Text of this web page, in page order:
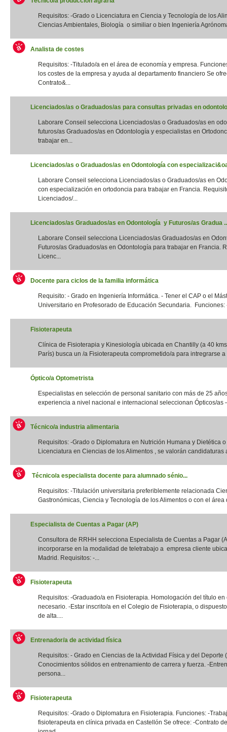
Requisitos: -Grado o Licenciatura en Ciencia y Tecnología de los
Ciencias Ambientales, Biología o similiar o bien Ingeniería
Analista de costes
Requisitos: -Titulado/a en el área de economía y empresa.
los costes de la empresa y ayuda al departamento financiero Se
Contrato&...
Licenciados/as o Graduados/as para consultas privadas en
Laborare Conseil selecciona Licenciados/as o Graduados/as en
futuros/as Graduados/as en Odontología y especialistas en
trabajar en...
Licenciados/as o Graduados/as en Odontología con
Laborare Conseil selecciona Licenciados/as o Graduados/as en
con especialización en ortodoncia para trabajar en Francia.
Licenciados/...
Licenciados/as Graduados/as en Odontología y Futuros/as Gradua
Laborare Conseil selecciona Licenciados/as Graduados/as en
Futuros/as Graduados/as en Odontología para trabajar en Francia.
Licenc...
Docente para ciclos de la familia informática
Requisito: - Grado en Ingeniería Informática. - Tener el CAP o el
Universitario en Profesorado de Educación Secundaria. Funciones:
Fisioterapeuta
Clínica de Fisioterapia y Kinesiología ubicada en Chantilly (a 40
París) busca un /a Fisioterapeuta comprometido/a para intregrarse a
Óptico/a Optometrista
Especialistas en selección de personal sanitario con más de 25
experiencia a nivel nacional e internacional seleccionan Ópticos/as
Técnico/a industria alimentaria
Requisitos: -Grado o Diplomatura en Nutrición Humana y Dietética
Licenciatura en Ciencias de los Alimentos , se valorán candidaturas
Técnico/a especialista docente para alumnado sénio...
Requisitos: -Titulación universitaria preferiblemente relacionada
Gastronómicas, Ciencia y Tecnología de los Alimentos o con el área
Especialista de Cuentas a Pagar (AP)
Consultora de RRHH selecciona Especialista de Cuentas a Pagar
incorporarse en la modalidad de teletrabajo a empresa cliente
Madrid. Requisitos: -...
Fisioterapeuta
Requisitos: -Graduado/a en Fisioterapia. Homologación del título en
necesario. -Estar inscrito/a en el Colegio de Fisioterapia, o
de alta....
Entrenador/a de actividad física
Requisitos: - Grado en Ciencias de la Actividad Física y del Deporte
Conocimientos sólidos en entrenamiento de carrera y fuerza. -
persona...
Fisioterapeuta
Requisitos: -Grado o Diplomatura en Fisioterapia. Funciones: -
fisioterapeuta en clínica privada en Castellón Se ofrece: -Contrato